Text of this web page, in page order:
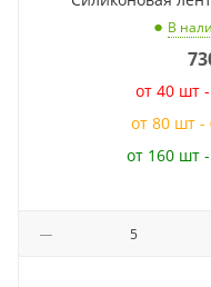
В
от 40 шт -
от 80 шт -
от 160 шт -